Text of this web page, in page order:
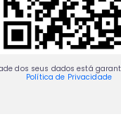
dos seus dados está
Política de Privacidade